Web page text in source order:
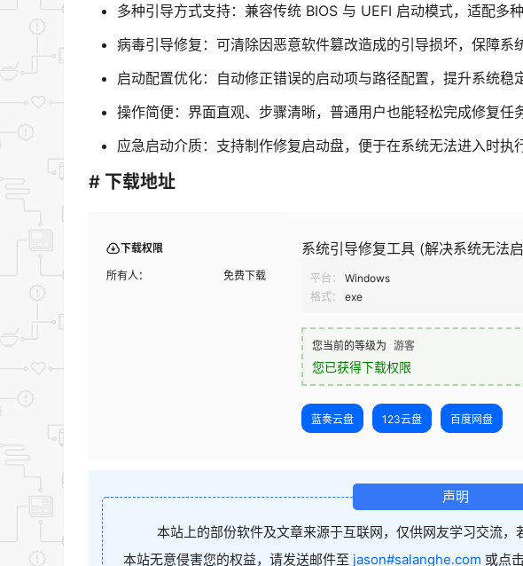
多种引导方式支持：兼容传统 BIOS 与 UEFI 启动模式，适配多种
病毒引导修复：可清除因恶意软件篡改造成的引导损坏，保障系
启动配置优化：自动修正错误的启动项与路径配置，提升系统稳
操作简便：界面直观、步骤清晰，普通用户也能轻松完成修复任务
应急启动介质：支持制作修复启动盘，便于在系统无法进入时执
# 下载地址
下载权限
所有人： 免费下载
系统引导修复工具 (解决系统无法
平台： Windows
格式：
exe
您当前的等级为 游客
您已获得下载权限
蓝奏云盘 123云盘 百度网盘
声明
本站上的部份软件及文章来源于互联网，仅供网友学习交流，
本站无意侵害您的权益，请发送邮件至 jason#salanghe.com 或点